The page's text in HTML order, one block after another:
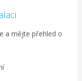
a mějte přehled o